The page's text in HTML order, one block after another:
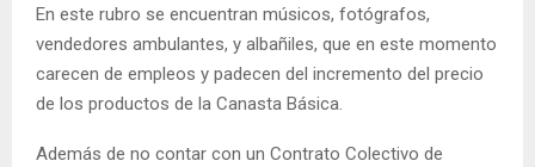
En este rubro se encuentran músicos, fotógrafos,
vendedores ambulantes, y albañiles, que en este momento
carecen de empleos y padecen del incremento del precio
de los productos de la Canasta Básica.
Además de no contar con un Contrato Colectivo de